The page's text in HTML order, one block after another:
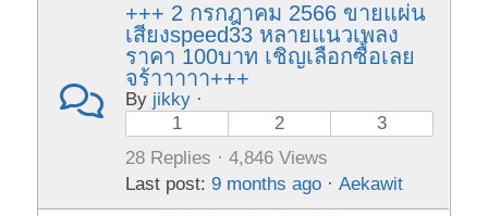
+++ 2 กรกฎาคม 2566 ขายแผ่น
เสียงspeed33 หลายแนวเพลง
ราคา 100บาท เชิญเลือกซื้อเลย
จร้าาาาา+++
By jikky ·
1
2
3
28 Replies · 4,846 Views
Last post:9 months ago ·Aekawit